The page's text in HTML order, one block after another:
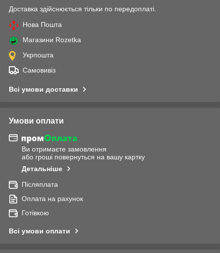
Доставка здійснюється тільки по передоплаті.
Нова Пошта
Магазини Rozetka
Укрпошта
Самовивіз
Всі умови доставки
Умови оплати
Ви отримаєте замовлення
або гроші повернуться на вашу картку
Детальніше
Післяплата
Оплата на рахунок
Готівкою
Всі умови оплати